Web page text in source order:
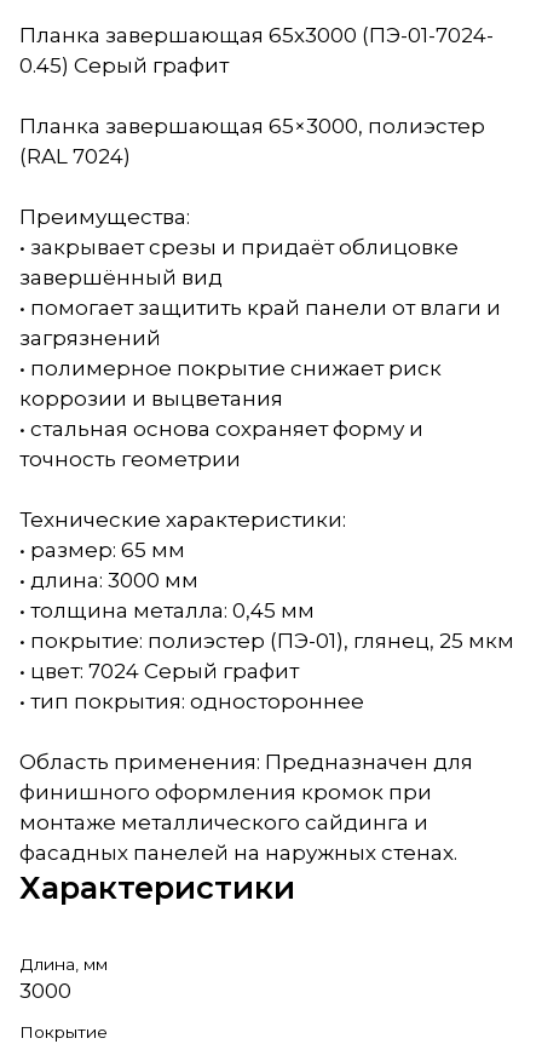
Планка завершающая 65х3000 (ПЭ-01-7024-
0.45) Серый графит
Планка завершающая 65×3000, полиэстер
(RAL 7024)
Преимущества:
• закрывает срезы и придаёт облицовке
завершённый вид
• помогает защитить край панели от влаги и
загрязнений
• полимерное покрытие снижает риск
коррозии и выцветания
• стальная основа сохраняет форму и
точность геометрии
Технические характеристики:
• размер: 65 мм
• длина: 3000 мм
• толщина металла: 0,45 мм
• покрытие: полиэстер (ПЭ-01), глянец, 25 мкм
• цвет: 7024 Серый графит
• тип покрытия: одностороннее
Область применения: Предназначен для
финишного оформления кромок при
монтаже металлического сайдинга и
фасадных панелей на наружных стенах.
Характеристики
Длина, мм
3000
Покрытие